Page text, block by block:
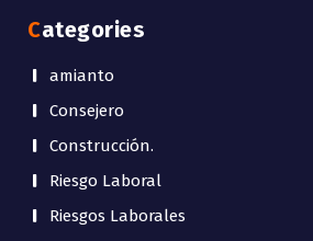
Categories
amianto
Consejero
Construcción.
Riesgo Laboral
Riesgos Laborales